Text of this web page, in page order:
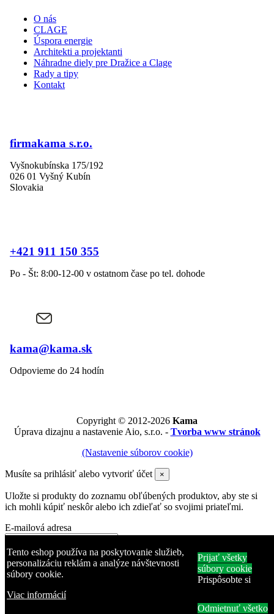
Tento eshop používa na poskytovanie služieb,
personalizáciu reklám a analýze návštevnosti
súbory cookie.
Viac informácií
Prijať všetky
súbory cookie
Prispôsobte si
Odmietnuť všetko
O nás
CLAGE
Úspora energie
Architekti a projektanti
Náhradne diely pre Dražice a Clage
Rady a tipy
Kontakt
firmakama s.r.o.
Vyšnokubínska 175/192
026 01 Vyšný Kubín
Slovakia
+421 911 150 355
Po - Št: 8:00-12-00 v ostatnom čase po tel. dohode
kama@kama.sk
Odpovieme do 24 hodín
Copyright © 2012-2026 Kama
Úprava dizajnu a nastavenie Aio, s.r.o. - Tvorba www stránok
(Nastavenie súborov cookie)
Musíte sa prihlásiť alebo vytvoriť účet ×
Uložte si produkty do zoznamu obľúbených produktov, aby ste si
ich mohli kúpiť neskôr alebo ich zdieľať so svojimi priateľmi.
E-mailová adresa
Heslo
Zabudli ste heslo?